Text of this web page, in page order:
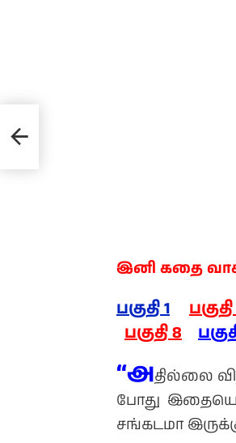
இனி கதை
பகுதி 1
பகுதி 8
“அதில்லை
போது
சங்கடமா